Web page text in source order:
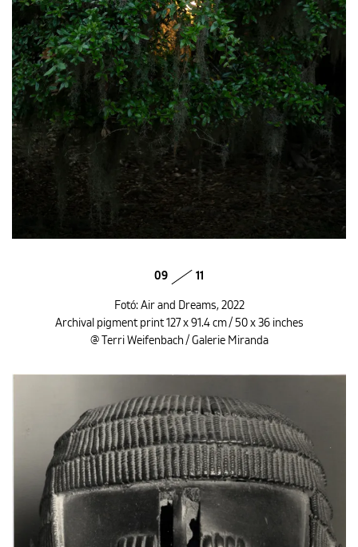
09 11
Fotó: Air and Dreams, 2022
Archival pigment print 127 x 91.4 cm / 50 x 36 inches
@ Terri Weifenbach / Galerie Miranda